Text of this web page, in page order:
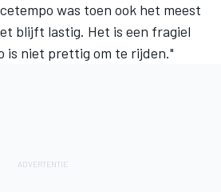
was toen ook het meest
blijft lastig. Het is een fragiel
is niet prettig om te rijden."